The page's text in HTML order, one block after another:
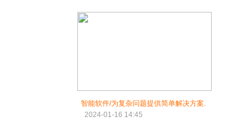
智能软件/为复杂问题提供简单解决方案.
2024-01-16 14:45